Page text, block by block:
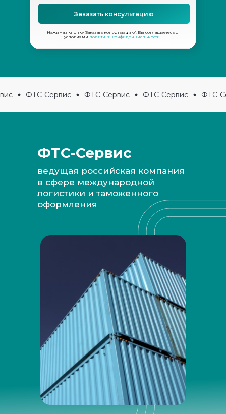
Нажимая кнопку "Заказать консультацию", Вы соглашаетесь с
условиями политики конфиденциальности
Заказать консультацию
ФТС-Сервис ФТС-Сервис ФТС-Сервис ФТС-
ведущая российская компания
в сфере международной
логистики и таможенного
оформления
ФТС-Сервис
Наши преимущества для вас: